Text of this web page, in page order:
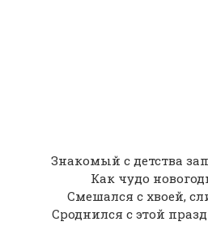
Знакомый с детства
Как чудо
Смешался с хвоей,
Сроднился с этой